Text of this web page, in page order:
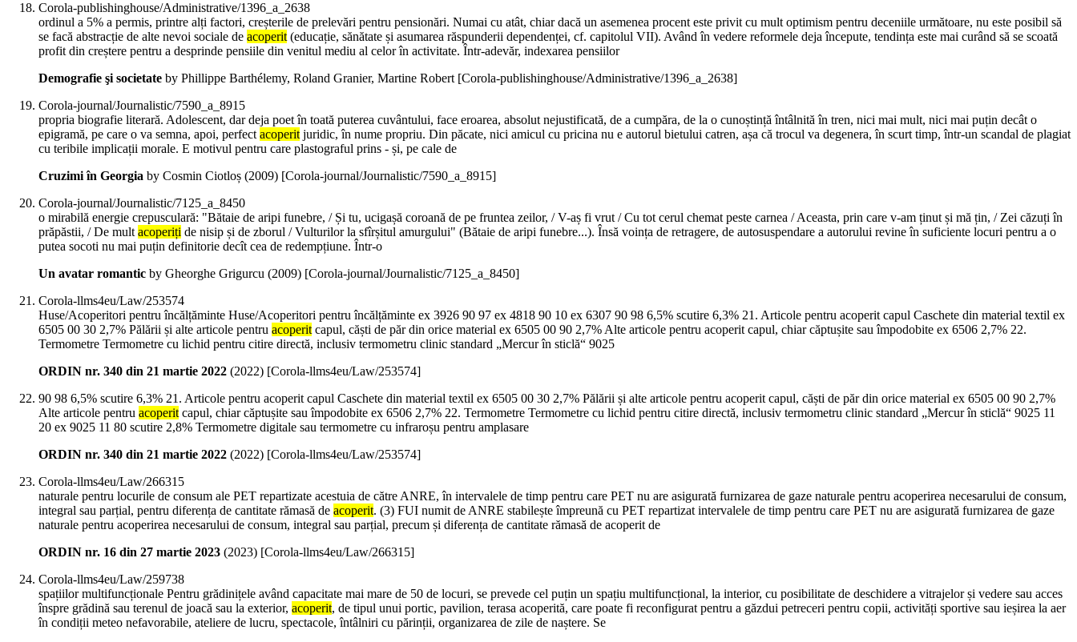
Corola-publishinghouse/Administrative/1396_a_2638
ordinul a 5% a permis, printre alți factori, creșterile de prelevări pentru pensionări. Numai cu atât, chiar dacă un asemenea procent este privit cu mult optimism pentru deceniile următoare, nu este posibil să
se facă abstracție de alte nevoi sociale de acoperit(educație, sănătate și asumarea răspunderii dependenței, cf. capitolul VII). Având în vedere reformele deja începute, tendința este mai curând să se scoată
profit din creștere pentru a desprinde pensiile din venitul mediu al celor în activitate. Într-adevăr, indexarea pensiilor
Demografie şi societate by Phillippe Barthélemy, Roland Granier, Martine Robert [Corola-publishinghouse/Administrative/1396_a_2638]
Corola-journal/Journalistic/7590_a_8915
propria biografie literară. Adolescent, dar deja poet în toată puterea cuvântului, face eroarea, absolut nejustificată, de a cumpăra, de la o cunoștință întâlnită în tren, nici mai mult, nici mai puțin decât o
epigramă, pe care o va semna, apoi, perfectacoperitjuridic, în nume propriu. Din păcate, nici amicul cu pricina nu e autorul bietului catren, așa că trocul va degenera, în scurt timp, într-un scandal de plagiat
cu teribile implicații morale. E motivul pentru care plastograful prins - și, pe cale de
Cruzimi în Georgia by Cosmin Ciotloș (2009) [Corola-journal/Journalistic/7590_a_8915]
Corola-journal/Journalistic/7125_a_8450
o mirabilă energie crepusculară: "Bătaie de aripi funebre, / Și tu, ucigașă coroană de pe fruntea zeilor, / V-aș fi vrut / Cu tot cerul chemat peste carnea / Aceasta, prin care v-am ținut și mă țin, / Zei căzuți în
prăpăstii, / De multacoperiți de nisip și de zborul / Vulturilor la sfîrșitul amurgului" (Bătaie de aripi funebre...). Însă voința de retragere, de autosuspendare a autorului revine în suficiente locuri pentru a o
putea socoti nu mai puțin definitorie decît cea de redempțiune. Într-o
Un avatar romantic by Gheorghe Grigurcu (2009) [Corola-journal/Journalistic/7125_a_8450]
Corola-llms4eu/Law/253574
Huse/Acoperitori pentru încălțăminte Huse/Acoperitori pentru încălțăminte ex 3926 90 97 ex 4818 90 10 ex 6307 90 98 6,5% scutire 6,3% 21. Articole pentru acoperit capul Caschete din material textil ex
6505 00 30 2,7% Pălării și alte articole pentru acoperitcapul, căști de păr din orice material ex 6505 00 90 2,7% Alte articole pentru acoperit capul, chiar căptușite sau împodobite ex 6506 2,7% 22.
Termometre Termometre cu lichid pentru citire directă, inclusiv termometru clinic standard „Mercur în sticlă“ 9025
ORDIN nr. 340 din 21 martie 2022 (2022) [Corola-llms4eu/Law/253574]
90 98 6,5% scutire 6,3% 21. Articole pentru acoperit capul Caschete din material textil ex 6505 00 30 2,7% Pălării și alte articole pentru acoperit capul, căști de păr din orice material ex 6505 00 90 2,7%
Alte articole pentru acoperitcapul, chiar căptușite sau împodobite ex 6506 2,7% 22. Termometre Termometre cu lichid pentru citire directă, inclusiv termometru clinic standard „Mercur în sticlă“ 9025 11
20 ex 9025 11 80 scutire 2,8% Termometre digitale sau termometre cu infraroșu pentru amplasare
ORDIN nr. 340 din 21 martie 2022 (2022) [Corola-llms4eu/Law/253574]
Corola-llms4eu/Law/266315
naturale pentru locurile de consum ale PET repartizate acestuia de către ANRE, în intervalele de timp pentru care PET nu are asigurată furnizarea de gaze naturale pentru acoperirea necesarului de consum,
integral sau parțial, pentru diferența de cantitate rămasă de acoperit. (3) FUI numit de ANRE stabilește împreună cu PET repartizat intervalele de timp pentru care PET nu are asigurată furnizarea de gaze
naturale pentru acoperirea necesarului de consum, integral sau parțial, precum și diferența de cantitate rămasă de acoperit de
ORDIN nr. 16 din 27 martie 2023 (2023) [Corola-llms4eu/Law/266315]
Corola-llms4eu/Law/259738
spațiilor multifuncționale Pentru grădinițele având capacitate mai mare de 50 de locuri, se prevede cel puțin un spațiu multifuncțional, la interior, cu posibilitate de deschidere a vitrajelor și vedere sau acces
înspre grădină sau terenul de joacă sau la exterior, acoperit, de tipul unui portic, pavilion, terasa acoperită, care poate fi reconfigurat pentru a găzdui petreceri pentru copii, activități sportive sau ieșirea la aer
în condiții meteo nefavorabile, ateliere de lucru, spectacole, întâlniri cu părinții, organizarea de zile de naștere. Se